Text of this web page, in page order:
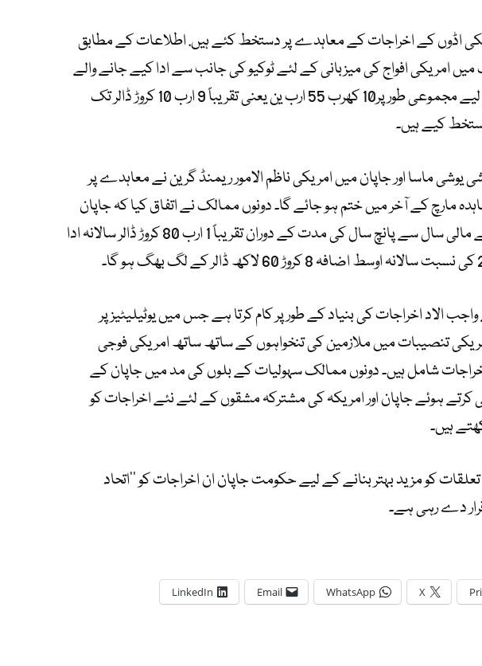
اڈوں کے اخراجات کے معاہدے پر دستخط کئے ہیں. اطلاعات کے مطابق
امریکی افواج کی میزبانی کے لئے ٹوکیو کی جانب سے ادا کیے جانے والے
اخراجات کو پانچ سال کے لیے مجموعی طور پر10 کھرب 55 ارب ین یعنی تقریباً 9 ارب 10 کروڑ ڈالر تک
کیے ہیں۔
یوشی ماسا اور جاپان میں امریکی ناظم الامور ریمنڈ گرین نے معاہدے پر
مارچ کے آخر میں ختم ہو جائے گا۔ دونوں ممالک نے اتفاق کیا کہ جاپان
اپریل میں شروع ہونے والے مالی سال سے پانچ سال کی مدت کے دوران تقریباً 1 ارب 80 کروڑ ڈالر سالانہ ادا
الاد اخراجات کی بنیاد کے طور پر کام کرتا ہے جس میں یوٹیلیٹیز پر
تنصیبات میں ملازمین کی تنخواہوں کے ساتھ ساتھ امریکی فوجی
شامل ہیں۔ دونوں ممالک سہولیات کے بلوں کی مد میں جاپان کے
ہوئے جاپان اور امریکہ کی مشترکہ مشقوں کے لئے نئے اخراجات کو
ہیں۔
کو مزید بہتر بنانے کے لیے حکومت جاپان ان اخراجات کو ’’اتحاد
دے رہی ہے۔
X
WhatsApp
Email
LinkedIn